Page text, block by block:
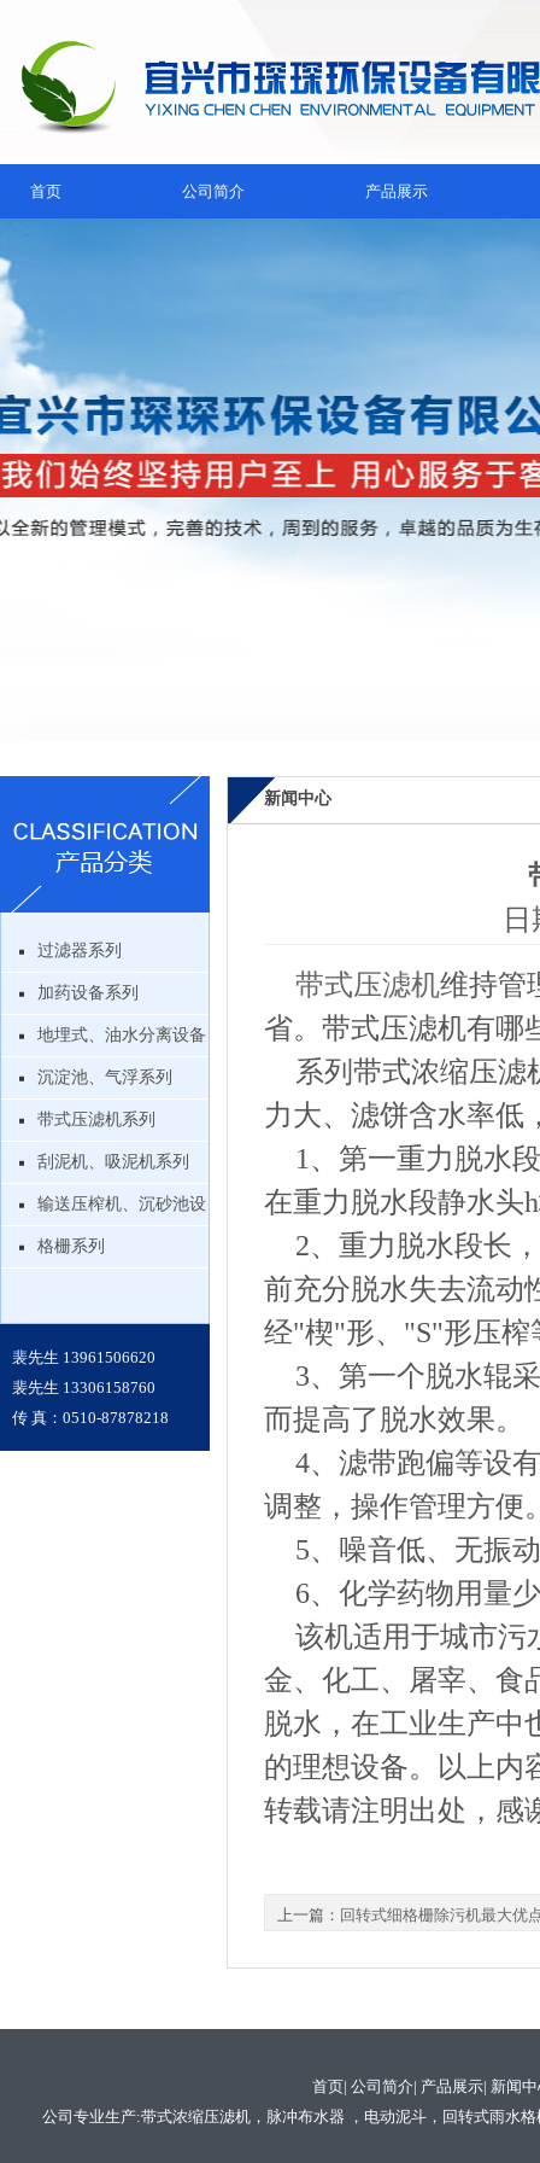
首页 公司简介 产品展示
过滤器系列
加药设备系列
地埋式、油水分离设备
沉淀池、气浮系列
带式压滤机系列
刮泥机、吸泥机系列
输送压榨机、沉砂池设
备
格栅系列
裴先生 13961506620
裴先生 13306158760
传 真：0510-87878218
新闻中心
带式压滤机维持管
省。带式压滤机有哪
系列带式浓缩压滤
力大、滤饼含水率低
1、第一重力脱水
在重力脱水段静水头
2、重力脱水段长
前充分脱水失去流动
经"楔"形、"S"形压
3、第一个脱水辊
而提高了脱水效果。
4、滤带跑偏等设
调整，操作管理方便
5、噪音低、无振
6、化学药物用量少
该机适用于城市污
金、化工、屠宰、食
脱水，在工业生产中
的理想设备。以上内
转载请注明出处，感
上一篇： 回转式细格栅除污机最大优
首页|公司简介| 产品展示| 新闻
公司专业生产:带式浓缩压滤机 ， 脉冲布水器 ， 电动泥斗 ， 回转式雨水格